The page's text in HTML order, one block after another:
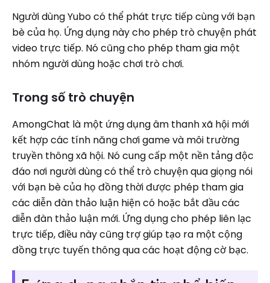
Người dùng Yubo có thể phát trực tiếp cùng với bạn
bè của họ. Ứng dụng này cho phép trò chuyện phát
video trực tiếp. Nó cũng cho phép tham gia một
nhóm người dùng hoặc chơi trò chơi.
Trong số trò chuyện
AmongChat là một ứng dụng âm thanh xã hội mới
kết hợp các tính năng chơi game và môi trường
truyền thông xã hội. Nó cung cấp một nền tảng độc
đáo nơi người dùng có thể trò chuyện qua giọng nói
với bạn bè của họ đồng thời được phép tham gia
các diễn đàn thảo luận hiện có hoặc bắt đầu các
diễn đàn thảo luận mới. Ứng dụng cho phép liên lạc
trực tiếp, điều này cũng trợ giúp tạo ra một cộng
đồng trực tuyến thông qua các hoạt động cờ bạc.